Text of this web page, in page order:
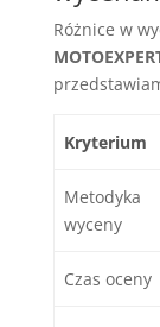
Różnice w
Kryterium
Metodyka
wyceny
Czas oceny